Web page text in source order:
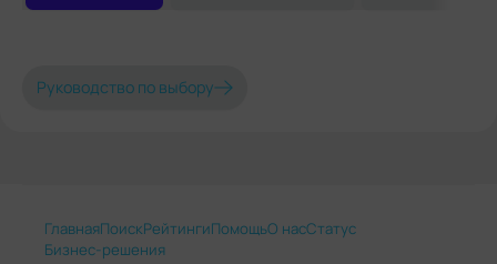
Руководство по выбору
ГлавнаяПоискРейтингиПомощьО насСтатус
Бизнес-решения